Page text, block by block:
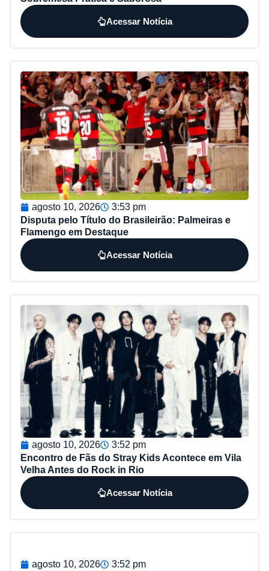
Acessar Notícia
agosto 10, 2026
3:53 pm
Disputa pelo Título do Brasileirão: Palmeiras e
Flamengo em Destaque
Acessar Notícia
agosto 10, 2026
3:52 pm
Encontro de Fãs do Stray Kids Acontece em Vila
Velha Antes do Rock in Rio
Acessar Notícia
agosto 10, 2026
3:52 pm